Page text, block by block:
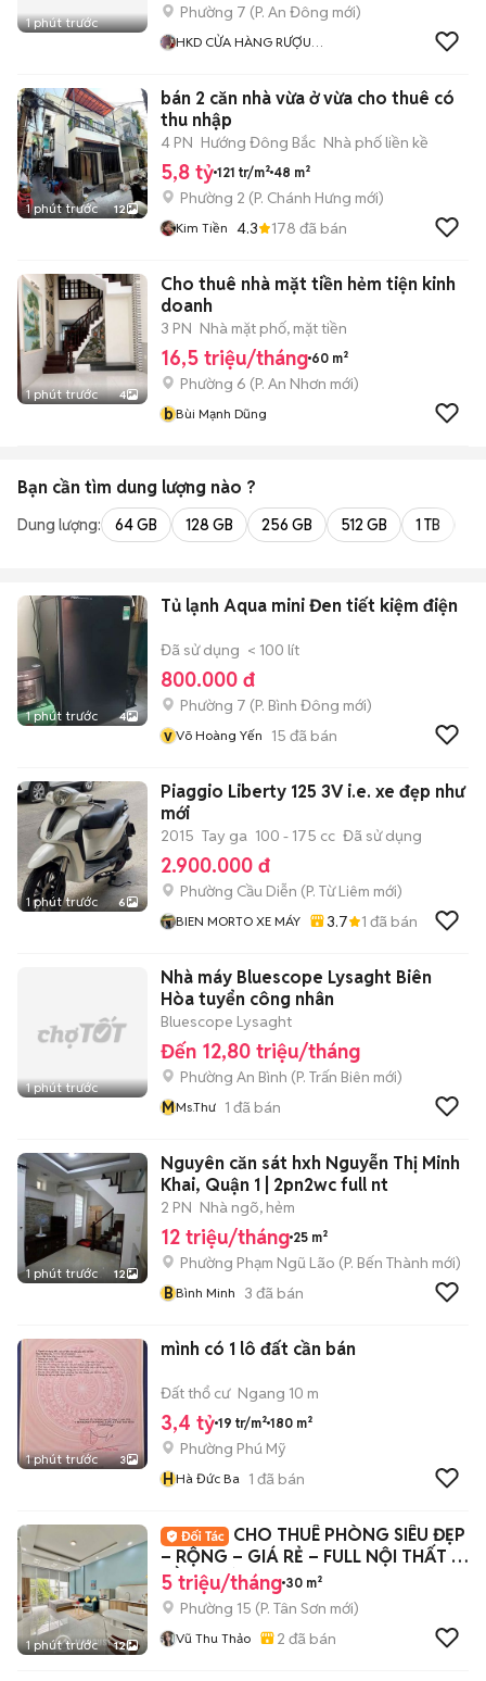
1 phút trước
Phường 7 (P. An Đông mới)
HKD CỬA HÀNG RƯỢU
1 phút trước 12
bán 2 căn nhà vừa ở vừa cho thuê có
thu nhập
4 PN Hướng Đông Bắc Nhà phố liền kề
5,8 tỷ 121 tr/m² 48 m²
Phường 2 (P. Chánh Hưng mới)
Kim Tiền 4.3 178 đã bán
1 phút trước 4
Cho thuê nhà mặt tiền hẻm tiện kinh
doanh
3 PN Nhà mặt phố, mặt tiền
16,5 triệu/tháng 60 m²
Phường 6 (P. An Nhơn mới)
bBùi Mạnh Dũng
Bạn cần tìm dung lượng nào ?
Dung lượng: 64 GB 128 GB 256 GB 512 GB 1 TB
1 phút trước 4
Tủ lạnh Aqua mini Đen tiết kiệm điện
Đã sử dụng < 100 lít
800.000 đ
Phường 7 (P. Bình Đông mới)
v Võ Hoàng Yến 15 đã bán
1 phút trước 6
Piaggio Liberty 125 3V i.e. xe đẹp như
mới
2015 Tay ga 100 - 175 cc Đã sử dụng
2.900.000 đ
Phường Cầu Diễn (P. Từ Liêm mới)
BIEN MORTO XE MÁY 3.7 1 đã bán
1 phút trước
Nhà máy Bluescope Lysaght Biên
Hòa tuyển công nhân
Bluescope Lysaght
Đến 12,80 triệu/tháng
Phường An Bình (P. Trấn Biên mới)
MMs.Thư 1 đã bán
1 phút trước 12
Nguyên căn sát hxh Nguyễn Thị Minh
Khai, Quận 1 | 2pn2wc full nt
2 PN Nhà ngõ, hẻm
12 triệu/tháng 25 m²
Phường Phạm Ngũ Lão (P. Bến Thành mới)
BBình Minh 3 đã bán
1 phút trước 3
mình có 1 lô đất cần bán
Đất thổ cư Ngang 10 m
3,4 tỷ 19 tr/m² 180 m²
Phường Phú Mỹ
HHà Đức Ba 1 đã bán
1 phút trước 12
CHO THUÊ PHÒNG SIÊU ĐẸP
– RỘNG – GIÁ RẺ – FULL NỘI THẤT –
GẦN ĐƯỜNG CỘ
5 triệu/tháng 30 m²
Phường 15 (P. Tân Sơn mới)
Vũ Thu Thảo 2 đã bán